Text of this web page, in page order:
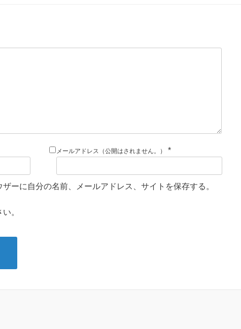
メールアドレス（公開はされません。） *
ーに自分の名前、メールアドレス、サイトを保存する。
。